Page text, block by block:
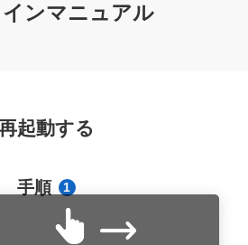
ンマニュアル
起動する
手順 1